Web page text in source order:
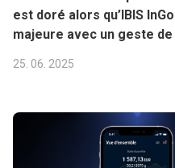
est doré alors qu’IBIS
majeure avec un geste
25. 06. 2025